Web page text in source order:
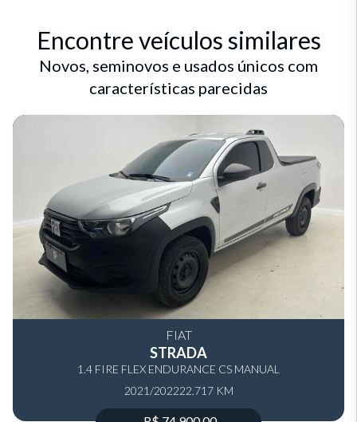
Encontre veículos similares
Novos, seminovos e usados únicos com
características parecidas
FIAT
STRADA
1.4 FIRE FLEX ENDURANCE CS MANUAL
2021/202222.717 KM